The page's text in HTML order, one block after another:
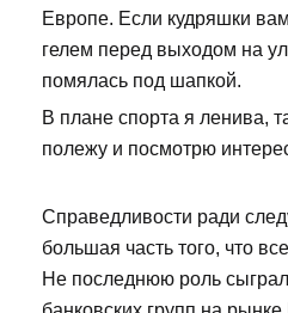
Европе. Если кудряшки
гелем перед выходом на
помялась под шапкой.
В плане спорта я ленива,
полежу и посмотрю
Справедливости ради
большая часть того, что
Не последнюю роль